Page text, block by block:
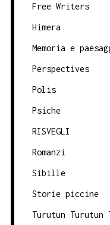
Free Writers
Himera
Memoria e
Perspectives
Polis
Psiche
RISVEGLI
Romanzi
Sibille
Storie piccine
Turutun